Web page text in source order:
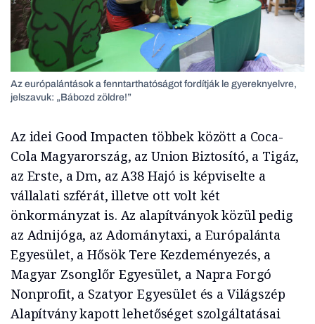
Az európalántások a fenntarthatóságot fordítják le gyereknyelvre,
jelszavuk: „Bábozd zöldre!”
Az idei Good Impacten többek között a Coca-
Cola Magyarország, az Union Biztosító, a Tigáz,
az Erste, a Dm, az A38 Hajó is képviselte a
vállalati szférát, illetve ott volt két
önkormányzat is. Az alapítványok közül pedig
az Adnijóga, az Adománytaxi, a Európalánta
Egyesület, a Hősök Tere Kezdeményezés, a
Magyar Zsonglőr Egyesület, a Napra Forgó
Nonprofit, a Szatyor Egyesület és a Világszép
Alapítvány kapott lehetőséget szolgáltatásai